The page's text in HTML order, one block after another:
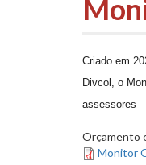
Criado em
Divcol, o
assessores
Orçamento
Monitor